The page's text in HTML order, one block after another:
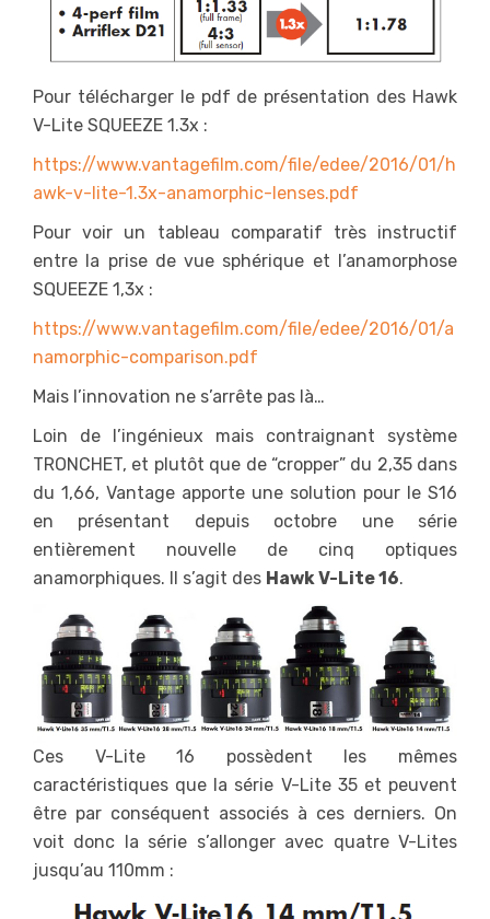
Pour télécharger le pdf de présentation des Hawk
V-Lite SQUEEZE 1.3x :
https://www.vantagefilm.com/file/edee/2016/01/h
awk-v-lite-1.3x-anamorphic-lenses.pdf
Pour voir un tableau comparatif très instructif
entre la prise de vue sphérique et l’anamorphose
SQUEEZE 1,3x :
https://www.vantagefilm.com/file/edee/2016/01/a
namorphic-comparison.pdf
Mais l’innovation ne s’arrête pas là…
Loin de l’ingénieux mais contraignant système
TRONCHET, et plutôt que de “cropper” du 2,35 dans
du 1,66, Vantage apporte une solution pour le S16
en présentant depuis octobre une série
entièrement nouvelle de cinq optiques
anamorphiques. Il s’agit des Hawk V-Lite 16.
Ces V-Lite 16 possèdent les mêmes
caractéristiques que la série V-Lite 35 et peuvent
être par conséquent associés à ces derniers. On
voit donc la série s’allonger avec quatre V-Lites
jusqu’au 110mm :